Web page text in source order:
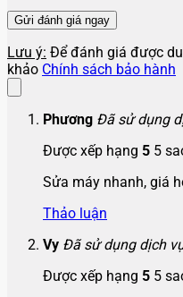
Lưu ý: Để đánh giá được
khảo Chính sách bảo hành
Phương Đã sử dụng
Được xếp hạng 5 5
Sửa máy nhanh, giá
Thảo luận
Vy Đã sử dụng dịch
Được xếp hạng 5 5